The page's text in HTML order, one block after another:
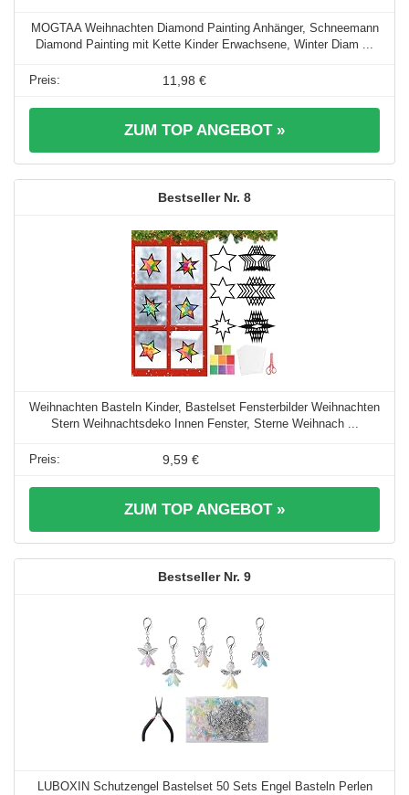
MOGTAA Weihnachten Diamond Painting Anhänger, Schneemann
Diamond Painting mit Kette Kinder Erwachsene, Winter Diam ...
11,98 €
ZUM TOP ANGEBOT »
8
Weihnachten Basteln Kinder, Bastelset Fensterbilder Weihnachten
Stern Weihnachtsdeko Innen Fenster, Sterne Weihnach ...
9,59 €
ZUM TOP ANGEBOT »
9
LUBOXIN Schutzengel Bastelset 50 Sets Engel Basteln Perlen